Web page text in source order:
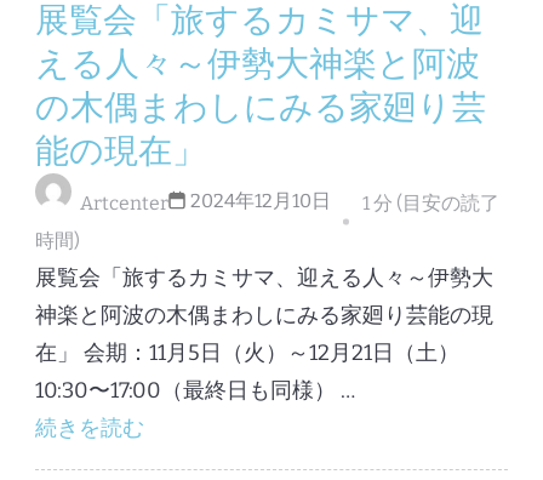
展覧会「旅するカミサマ、迎
える人々～伊勢大神楽と阿波
の木偶まわしにみる家廻り芸
能の現在」
Artcenter 2024年12月10日
1 分 (目安の読了
時間)
展覧会「旅するカミサマ、迎える人々～伊勢大
神楽と阿波の木偶まわしにみる家廻り芸能の現
在」 会期：11月5日（火）～12月21日（土）
10:30〜17:00（最終日も同様） …
続きを読む